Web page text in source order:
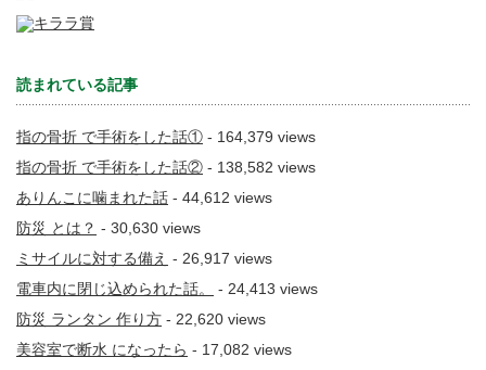
読まれている記事
指の骨折 で手術をした話① - 164,379 views
指の骨折 で手術をした話② - 138,582 views
ありんこに噛まれた話 - 44,612 views
防災 とは？ - 30,630 views
ミサイルに対する備え - 26,917 views
電車内に閉じ込められた話。
- 24,413 views
防災 ランタン 作り方 - 22,620 views
美容室で断水 になったら - 17,082 views